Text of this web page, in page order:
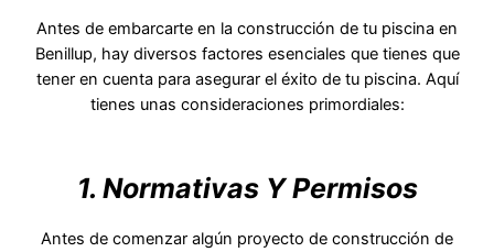
Antes de embarcarte en la construcción de tu piscina en
Benillup, hay diversos factores esenciales que tienes que
tener en cuenta para asegurar el éxito de tu piscina. Aquí
tienes unas consideraciones primordiales:
1. Normativas Y Permisos
Antes de comenzar algún proyecto de construcción de